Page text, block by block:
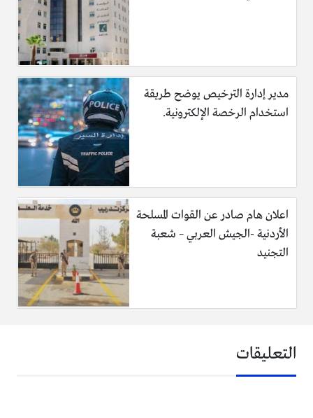
مدير إدارة الترخيص يوضح طريقة
استخدام الرخصة الإلكترونية.
اعلان هام صادر عن القوات المسلحة
الأردنية -الجيش العربي – شعبة
التجنيد
التعليقات